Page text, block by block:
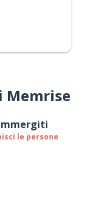
Memrise
le persone